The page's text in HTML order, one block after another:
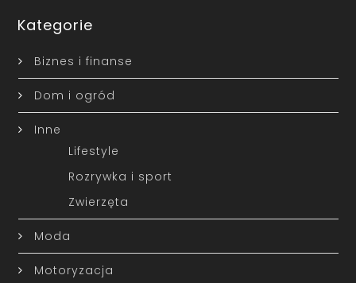
Kategorie
Biznes i finanse
Dom i ogród
Inne
Lifestyle
Rozrywka i sport
Zwierzęta
Moda
Motoryzacja